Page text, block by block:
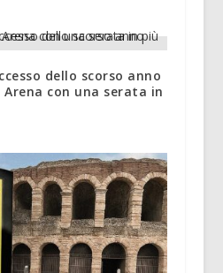
dello scorso anno
con una serata in